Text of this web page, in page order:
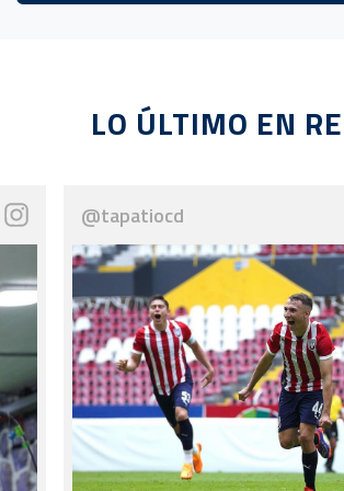
LO ÚLTIMO EN
@tapatiocd